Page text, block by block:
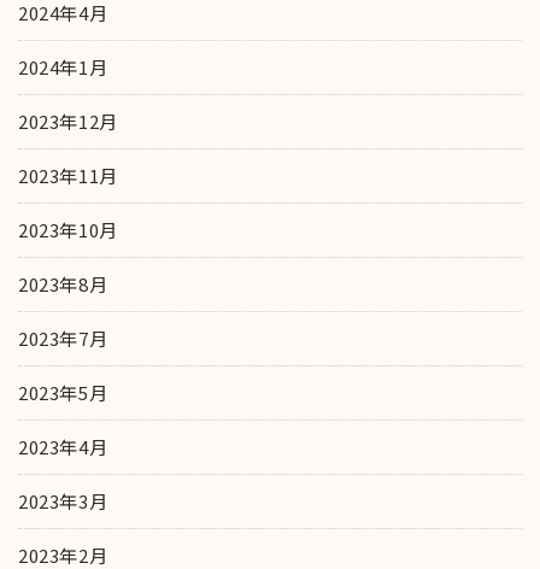
2024年4月
2024年1月
2023年12月
2023年11月
2023年10月
2023年8月
2023年7月
2023年5月
2023年4月
2023年3月
2023年2月